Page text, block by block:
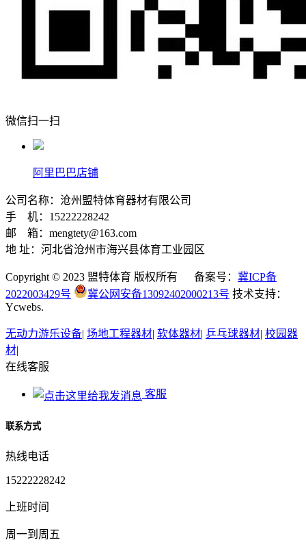
微信扫一扫
阿里巴巴店铺
公司名称：沧州盟特体育器材有限公司
手 机：15222228242
邮 箱：mengtety@163.com
地 址：河北省沧州市海兴县体育工业园区
Copyright © 2023 盟特体育 版权所有 备案号： 冀ICP备
2022003429号
冀公网安备13092402000213号 技术支持：
Ycwebs.
无动力游乐设备| 场地工程器材| 软体器材| 乒乓球器材| 校园器
材|
在线客服
客服
联系方式
热线电话
15222228242
上班时间
周一到周五